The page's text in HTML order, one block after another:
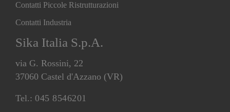
Contatti Piccole Ristrutturazioni
Contatti Industria
Sika Italia S.p.A.
via G. Rossini, 22
37060 Castel d'Azzano (VR)
Tel.: 045 8546201